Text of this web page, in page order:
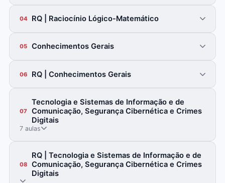
04 RQ | Raciocínio Lógico-Matemático
05 Conhecimentos Gerais
06 RQ | Conhecimentos Gerais
07
Tecnologia e Sistemas de Informação e de
Comunicação, Segurança Cibernética e Crimes
Digitais
7 aulas
08
RQ | Tecnologia e Sistemas de Informação e de
Comunicação, Segurança Cibernética e Crimes
Digitais